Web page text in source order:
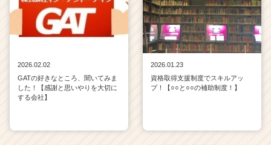
2026.02.02
GATの好きなところ、聞いてみま
した！【感謝と思いやりを大切に
する会社】
2026.01.23
資格取得支援制度でスキルアッ
プ！【○○と○○の補助制度！】